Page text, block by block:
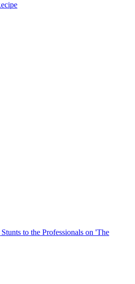
to the Professionals on 'The